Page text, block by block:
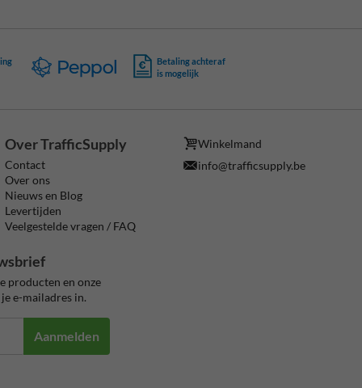
Betaling achteraf
is mogelijk
Over TrafficSupply
Contact
Over ons
Nieuws en Blog
Levertijden
Veelgestelde vragen / FAQ
Winkelmand
info@trafficsupply.be
producten en onze
e-mailadres in.
Aanmelden